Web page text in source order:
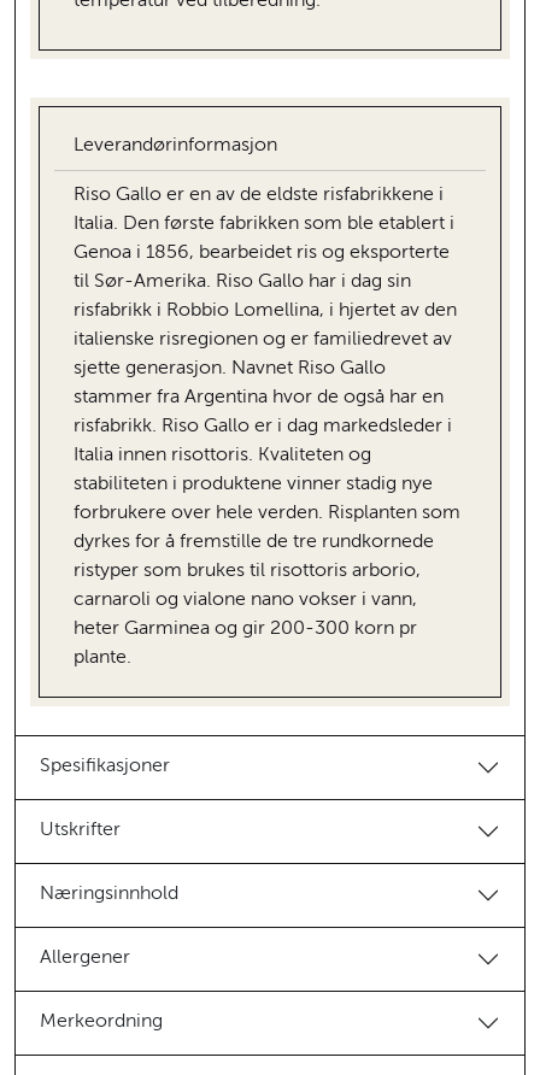
Leverandørinformasjon
Riso Gallo er en av de eldste risfabrikkene i
Italia. Den første fabrikken som ble etablert i
Genoa i 1856, bearbeidet ris og eksporterte
til Sør-Amerika. Riso Gallo har i dag sin
risfabrikk i Robbio Lomellina, i hjertet av den
italienske risregionen og er familiedrevet av
sjette generasjon. Navnet Riso Gallo
stammer fra Argentina hvor de også har en
risfabrikk. Riso Gallo er i dag markedsleder i
Italia innen risottoris. Kvaliteten og
stabiliteten i produktene vinner stadig nye
forbrukere over hele verden. Risplanten som
dyrkes for å fremstille de tre rundkornede
ristyper som brukes til risottoris arborio,
carnaroli og vialone nano vokser i vann,
heter Garminea og gir 200-300 korn pr
plante.
Spesifikasjoner
Utskrifter
Næringsinnhold
Allergener
Merkeordning